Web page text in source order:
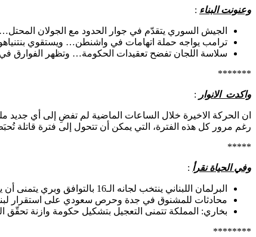
وعنونت البناء :
الجيش السوري يتقدّم في جوار الحدود مع الجولان
ترامب يواجه حملة اتهامات في واشنطن… ويستقوي
سلاسة اللجان تفضح تعقيدات الحكومة… وتظهر الفوارق في
*******
واكدت الانوار :
ان الحركة الاخيرة خلال الساعات الماضية لم تفضِ إلى أي
رغم مرور كل هذه الفترة، التي يمكن أن تتحول إلى فترة قاتلة
*****
وفي الحياة نقرأ :
البرلمان اللبناني ينتخب لجانه الـ16 بالتوافق وبري يتمنى أن ينسحب على التشكيل الحكومي
محادثات للمشنوق في جدة وحرص سعودي على استقرار
بخاري: المملكة تتمنى التعجيل بتشكيل حكومة وازنة تحقّق
********